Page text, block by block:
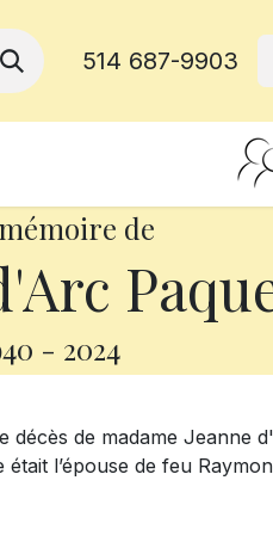
514 687-9903
de
- 2024
décès de madame Jeanne
l’épouse de feu